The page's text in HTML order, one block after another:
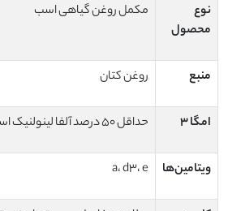
نوع
محصول
مکمل روغن گیاهی اسب
منبع روغن کتان
امگا۳ حداقل ۵۰ درصد آلفا لینولنیک اسید (ala)
ویتامین‌ها a، d3، e